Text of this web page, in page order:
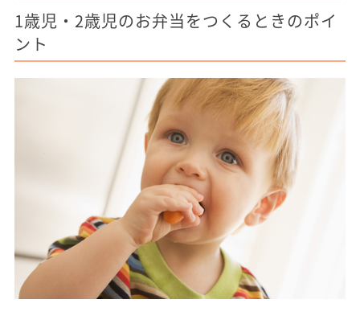
1歳児・2歳児のお弁当をつくるときのポイ
ント